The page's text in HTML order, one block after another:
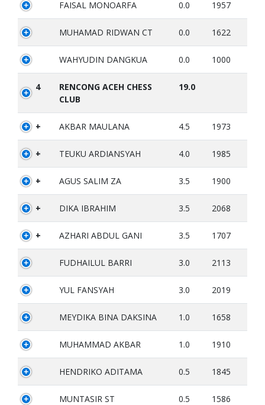
FAISAL MONOARFA 0.0 1957
MUHAMAD RIDWAN CT 0.0 1622
WAHYUDIN DANGKUA 0.0 1000
4
RENCONG ACEH CHESS
CLUB
19.0
+ AKBAR MAULANA 4.5 1973
+ TEUKU ARDIANSYAH 4.0 1985
+ AGUS SALIM ZA 3.5 1900
+ DIKA IBRAHIM 3.5 2068
+ AZHARI ABDUL GANI 3.5 1707
FUDHAILUL BARRI 3.0 2113
YUL FANSYAH 3.0 2019
MEYDIKA BINA DAKSINA 1.0 1658
MUHAMMAD AKBAR 1.0 1910
HENDRIKO ADITAMA 0.5 1845
MUNTASIR ST 0.5 1586